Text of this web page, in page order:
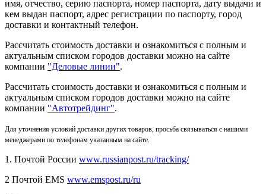
имя, отчество, серию паспорта, номер паспорта, дату выдачи и
кем выдан паспорт, адрес регистрации по паспорту, город
доставки и контактный телефон.
Рассчитать стоимость доставки и ознакомиться с полным и
актуальным списком городов доставки можно на сайте
компании "Деловые линии".
Рассчитать стоимость доставки и ознакомиться с полным и
актуальным списком городов доставки можно на сайте
компании "Автотрейдинг".
Для уточнения условий доставки других товаров, просьба связываться с нашими
менеджерами по телефонам указанным на сайте.
1. Почтой России www.russianpost.ru/tracking/
2 Почтой EMS www.emspost.ru/ru